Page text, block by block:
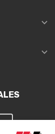

